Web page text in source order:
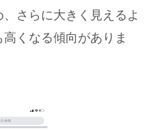
さらに大きく見えるよ
くなる傾向がありま